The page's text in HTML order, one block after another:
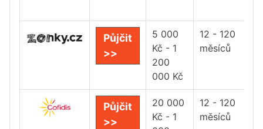
Půjčit
>>
5 000
Kč - 1
200
000 Kč
12 - 120
měsíců
Půjčit
>>
20 000
Kč - 1
12 - 120
měsíců